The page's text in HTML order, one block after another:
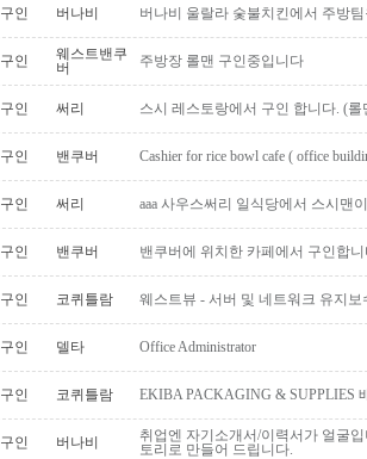
구인 버나비 버나비 울랄라 숯불치킨에서 주방
구인
웨스트밴쿠
버
주방장 롤맨 구인중입니다
구인 써리 스시 레스토랑에서 구인 합니다. (롤
구인 밴쿠버 Cashier for rice bowl cafe ( office
구인 써리 aaa 사우스써리 일식당에서 스시맨
구인 밴쿠버 밴쿠버에 위치한 카페에서 구인합
구인 코퀴틀람 웨스트뷰 - 서버 및 네트워크 유지보
구인 델타 Office Administrator
구인 코퀴틀람 EKIBA PACKAGING & SUPPLIES
구인 버나비
취업엔 자기소개서/이력서가 얼굴
토리로 만들어 드립니다.